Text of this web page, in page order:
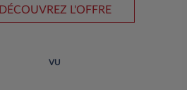
DÉCOUVREZ L'OFFRE
VU